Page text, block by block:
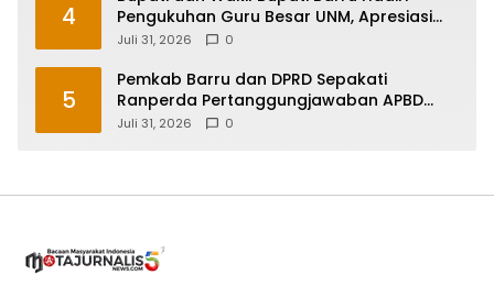
4
Pengukuhan Guru Besar UNM, Apresiasi
Capaian Prof. Kamaruddin Hasan
Juli 31, 2026 0
5
Pemkab Barru dan DPRD Sepakati
Ranperda Pertanggungjawaban APBD
2025, Perkuat Komitmen Tata Kelola dan
Juli 31, 2026 0